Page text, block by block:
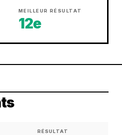
MEILLEUR RÉSULTAT
12e
RÉSULTAT